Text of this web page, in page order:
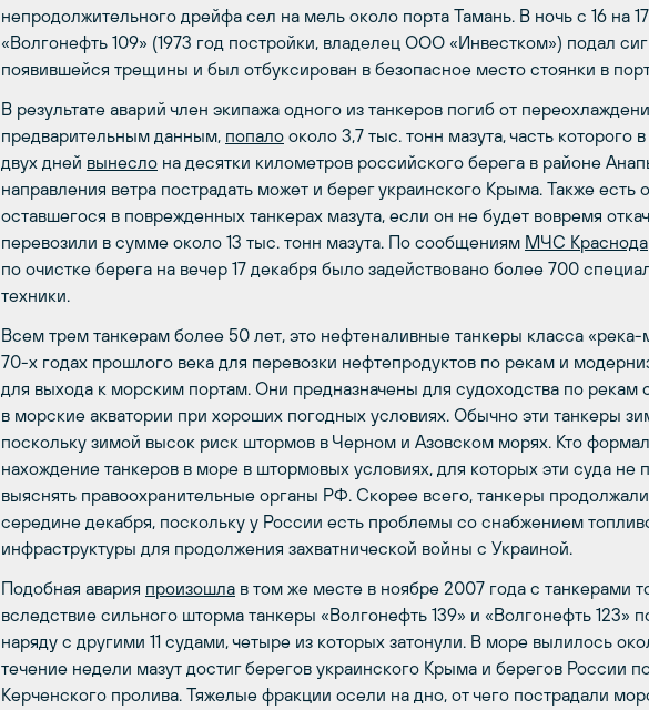
непродолжительного дрейфа сел на мель около порта Тамань. В ночь с 16 на
«Волгонефть 109» (1973 год постройки, владелец ООО «Инвестком») подал
появившейся трещины и был отбуксирован в безопасное место стоянки в
В результате аварий член экипажа одного из танкеров погиб от
предварительным данным, попало около 3,7 тыс. тонн мазута, часть
двух дней вынесло на десятки километров российского берега в районе
направления ветра пострадать может и берег украинского Крыма. Также есть
оставшегося в поврежденных танкерах мазута, если он не будет вовремя
перевозили в сумме около 13 тыс. тонн мазута. По сообщениям МЧС
по очистке берега на вечер 17 декабря было задействовано более 700
техники.
Всем трем танкерам более 50 лет, это нефтеналивные танкеры класса
70-х годах прошлого века для перевозки нефтепродуктов по рекам и
для выхода к морским портам. Они предназначены для судоходства по
в морские акватории при хороших погодных условиях. Обычно эти танкеры
поскольку зимой высок риск штормов в Черном и Азовском морях. Кто
нахождение танкеров в море в штормовых условиях, для которых эти суда не
выяснять правоохранительные органы РФ. Скорее всего, танкеры продолжали
середине декабря, поскольку у России есть проблемы со снабжением
инфраструктуры для продолжения захватнической войны с Украиной.
Подобная авария произошла в том же месте в ноябре 2007 года с танкерами
вследствие сильного шторма танкеры «Волгонефть 139» и «Волгонефть 123»
наряду с другими 11 судами, четыре из которых затонули. В море вылилось
течение недели мазут достиг берегов украинского Крыма и берегов России
Керченского пролива. Тяжелые фракции осели на дно, от чего пострадали